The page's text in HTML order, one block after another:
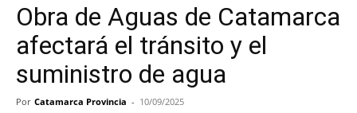
Obra de Aguas de Catamarca
afectará el tránsito y el
suministro de agua
Por Catamarca Provincia - 10/09/2025